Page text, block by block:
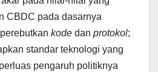
CBDC pada dasarnya
kode dan protokol;
standar teknologi yang
pengaruh politiknya